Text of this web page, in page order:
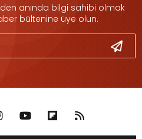
anında bilgi sahibi olmak
bültenine üye olun.